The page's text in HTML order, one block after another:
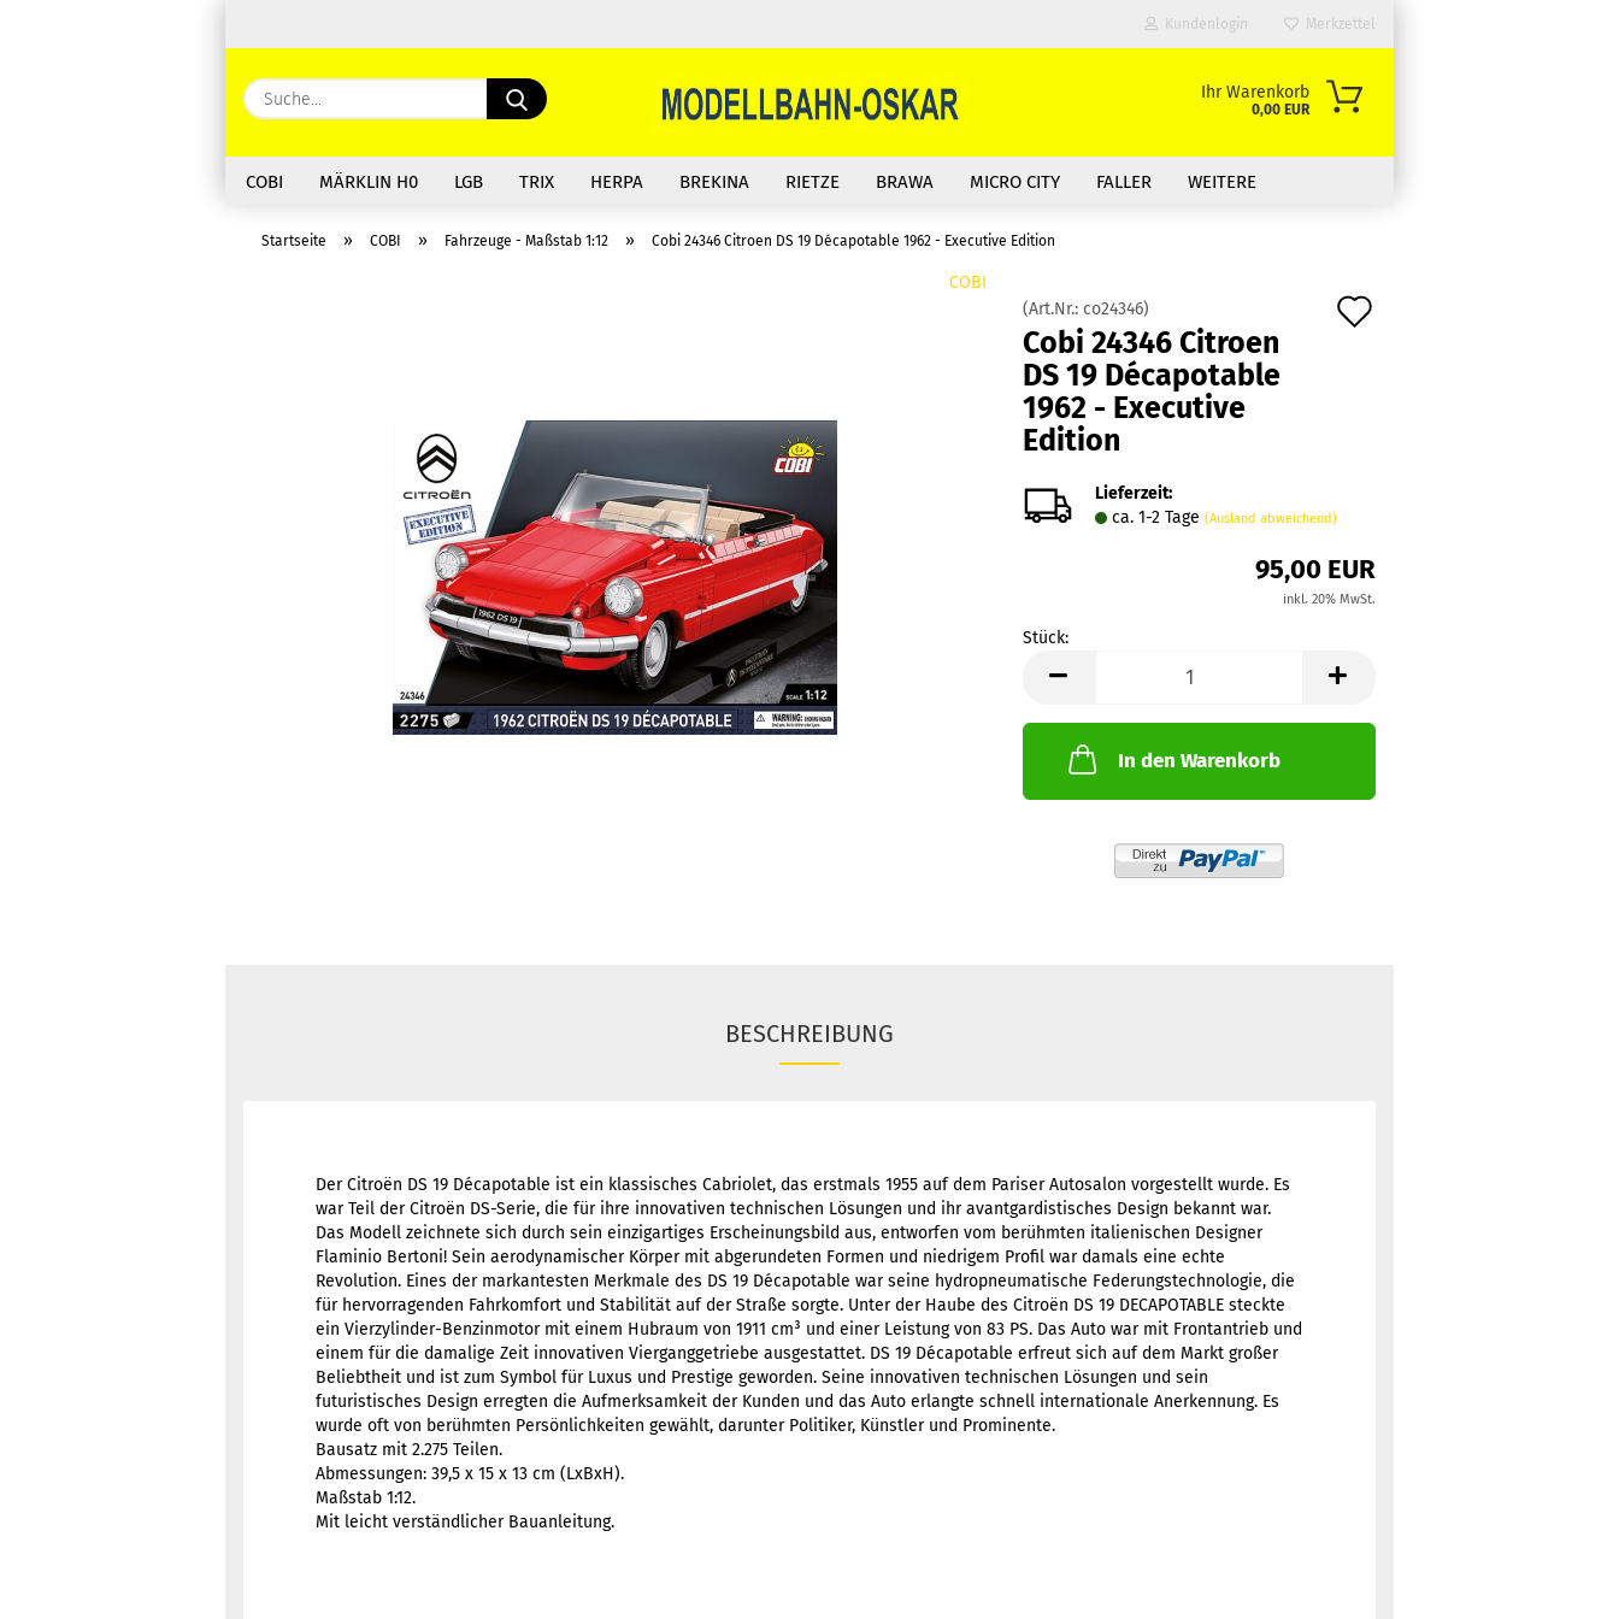
Kundenlogin
E-Mail
Passwort vergessen?
Merkzettel
Suche... Ihr Warenkorb
0,00 EUR
COBI MÄRKLIN H0 LGB TRIX HERPA BREKINA RIETZE BRAWA MICRO CITY FALLER WEITERE
Startseite » COBI » Fahrzeuge - Maßstab 1:12 » Cobi 24346 Citroen DS 19 Décapotable 1962 - Executive Edition
COBI
(Art.Nr.: co24346)
Cobi 24346 Citroen
DS 19 Décapotable
1962 - Executive
Edition
Lieferzeit:
ca. 1-2 Tage (Ausland abweichend)
95,00 EUR
inkl. 20% MwSt.
Stück:
Stück
In den Warenkorb
BESCHREIBUNG
Der Citroën DS 19 Décapotable ist ein klassisches Cabriolet, das erstmals 1955 auf dem Pariser Autosalon vorgestellt wurde. Es
war Teil der Citroën DS-Serie, die für ihre innovativen technischen Lösungen und ihr avantgardistisches Design bekannt war.
Das Modell zeichnete sich durch sein einzigartiges Erscheinungsbild aus, entworfen vom berühmten italienischen Designer
Flaminio Bertoni! Sein aerodynamischer Körper mit abgerundeten Formen und niedrigem Profil war damals eine echte
Revolution. Eines der markantesten Merkmale des DS 19 Décapotable war seine hydropneumatische Federungstechnologie, die
für hervorragenden Fahrkomfort und Stabilität auf der Straße sorgte. Unter der Haube des Citroën DS 19 DECAPOTABLE steckte
ein Vierzylinder-Benzinmotor mit einem Hubraum von 1911 cm³ und einer Leistung von 83 PS. Das Auto war mit Frontantrieb und
einem für die damalige Zeit innovativen Vierganggetriebe ausgestattet. DS 19 Décapotable erfreut sich auf dem Markt großer
Beliebtheit und ist zum Symbol für Luxus und Prestige geworden. Seine innovativen technischen Lösungen und sein
futuristisches Design erregten die Aufmerksamkeit der Kunden und das Auto erlangte schnell internationale Anerkennung. Es
wurde oft von berühmten Persönlichkeiten gewählt, darunter Politiker, Künstler und Prominente.
Bausatz mit 2.275 Teilen.
Abmessungen: 39,5 x 15 x 13 cm (LxBxH).
Maßstab 1:12.
Mit leicht verständlicher Bauanleitung.